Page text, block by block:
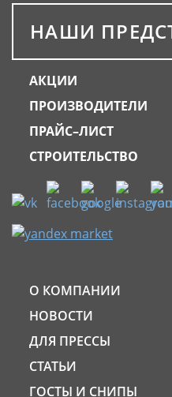
НАШИ
АКЦИИ
ПРОИЗВОДИТЕЛИ
ПРАЙС–ЛИСТ
СТРОИТЕЛЬСТВО
О КОМПАНИИ
НОВОСТИ
ДЛЯ ПРЕССЫ
СТАТЬИ
ГОСТЫ И СНИПЫ